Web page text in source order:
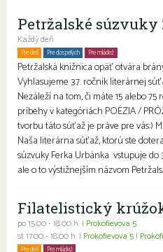
Petržalské súzvuky
Každý deň
Pre deti Pre dospelých Pre mládež
Petržalská knižnica opäť otvára
Vyhlasujeme 37. ročník literárnej
Nezáleží na tom, či máte 15 alebo
príbehy v kategóriách POÉZIA /
tvorbu táto súťaž je práve pre vás:)
Naša literárna súťaž, ktorú ste
súzvuky Ferka Urbánka vstupuje do
ale o to výstižnejším názvom
Filatelistický
po 15:00 - 18:00 h. | Prokofievova 5
st 17:00 - 18:00 h. | Prokofievova 5 |
Pre deti Pre mládež